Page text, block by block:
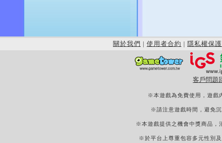
關於我們 | 使用者合約 | 隱私權保護
客戶問題
※本遊戲為免費使用，遊戲
※請注意遊戲時間，避免
※本遊戲提供之機會中獎商品，
※於平台上尊重包容多元性別